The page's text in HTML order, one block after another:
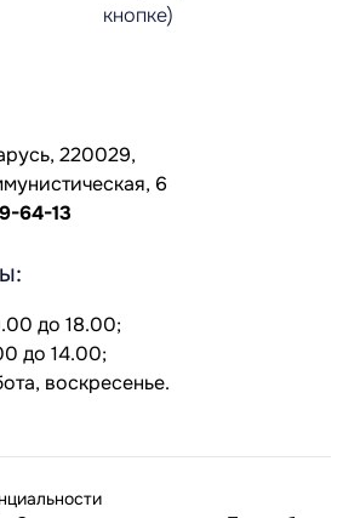
кнопке)
220029,
6
64-13
до 18.00;
до 14.00;
воскресенье.